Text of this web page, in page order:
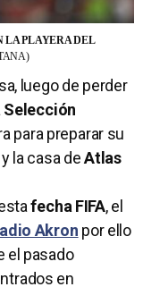
LA PLAYERA DEL
luego de perder
Selección
para preparar su
la casa deAtlas
fecha FIFA, el
Akron por ello
el pasado
en